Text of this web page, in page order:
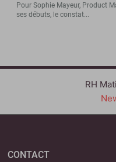
Pour Sophie Mayeur, Product
ses débuts, le constat...
RH
CONTACT